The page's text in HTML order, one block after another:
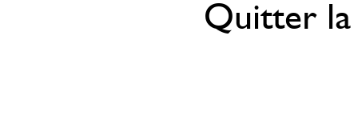
Quitter la